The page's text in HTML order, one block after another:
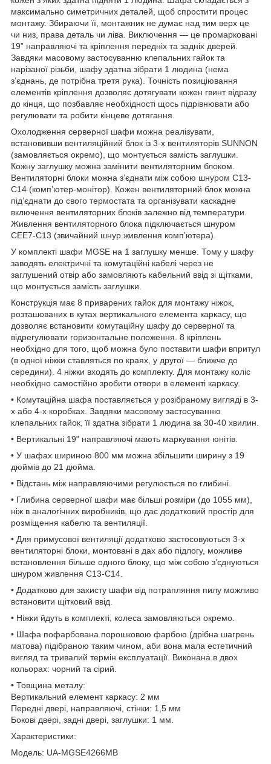
максимально симетричних деталей, щоб спростити процес
монтажу. Збираючи її, монтажник не думає над тим верх це
чи низ, права деталь чи ліва. Виключення — це промарковані
19” направляючі та кріплення передніх та задніх дверей.
Завдяки масовому застосуванню клепальних гайок та
нарізаної різьби, шафу здатна зібрати 1 людина (нема
з’єднань, де потрібна третя рука). Точність позиціювання
елементів кріплення дозволяє дотягувати кожен гвинт відразу
до кінця, що позбавляє необхідності щось підрівнювати або
регулювати та робити кінцеве дотягання.
Охолодження серверної шафи можна реалізувати,
встановивши вентиляційний блок із 3-х вентиляторів SUNNON
(замовляється окремо), що монтується замість заглушки.
Кожну заглушку можна замінити вентиляторним блоком.
Вентиляторні блоки можна з’єднати між собою шнуром С13-
С14 (комп’ютер-монітор). Кожен вентиляторний блок можна
під’єднати до свого термостата та організувати каскадне
включення вентиляторних блоків залежно від температури.
Живлення вентиляторного блока підключається шнуром
CEE7-C13 (звичайний шнур живлення комп’ютера).
У комплекті шафи MGSE на 1 заглушку менше. Тому у шафу
заводять електричні та комутаційні кабелі через не
заглушений отвір або замовляють кабельний ввід зі щітками,
що монтується замість заглушки.
Конструкція має 8 приварених гайок для монтажу ніжок,
розташованих в кутах вертикального елемента каркасу, що
дозволяє встановити комутаційну шафу до серверної та
відрегулювати горизонтальне положення. 8 кріплень
необхідно для того, щоб можна було поставити шафи впритул
(в одної ніжки ставляться по краях, у другої — ближче до
середини). 4 ніжки входять до комплекту. Для монтажу коліс
необхідно самостійно зробити отвори в елементі каркасу.
• Комутаційна шафа поставляється у розібраному вигляді в 3-
х або 4-х коробках. Завдяки масовому застосуванню
клепальних гайок, її здатна зібрати 1 людина за 30-40 хвилин.
• Вертикальні 19" направляючі мають маркування юнітів.
• У шафах шириною 800 мм можна збільшити ширину з 19
дюймів до 21 дюйма.
• Відстань між направляючими регулюється по глибині.
• Глибина серверної шафи має більші розміри (до 1055 мм),
ніж в аналогічних виробників, що дає додатковий простір для
розміщення кабелю та вентиляції.
• Для примусової вентиляції додатково застосовуються 3-х
вентиляторні блоки, монтовані в дах або підлогу, можливе
встановлення більше одного блоку, що між собою з’єднуються
шнуром живлення С13-С14.
• Додатково для захисту шафи від потрапляння пилу можливо
встановити щітковий ввід.
• Ніжки йдуть в комплекті, колеса замовляються окремо.
• Шафа пофарбована порошковою фарбою (дрібна шагрень
матова) підібраною таким чином, аби вона мала естетичний
вигляд та тривалий термін експлуатації. Виконана в двох
кольорах: чорний та сірий.
• Товщина металу:
Вертикальний елемент каркасу: 2 мм
Передні двері, направляючі, стінки: 1,5 мм
Бокові двері, задні двері, заглушки: 1 мм.
Характеристики:
Модель: UA-MGSE4266MB